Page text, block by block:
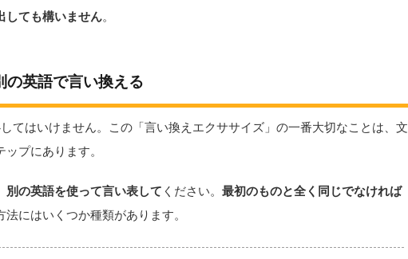
しても構いません。
の英語で言い換える
てはいけません。この「言い換えエクササイズ」の一番大切なことは、文
プにあります。
別の英語を使って言い表して ください。 最初のものと全く同じでなければ
法にはいくつか種類があります。